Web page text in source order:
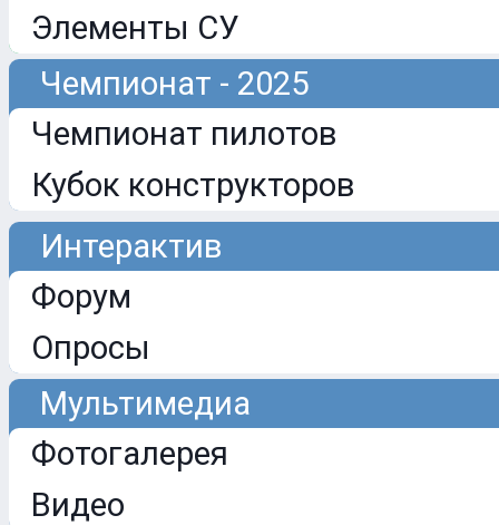
Элементы СУ
Чемпионат - 2025
Чемпионат пилотов
Кубок конструкторов
Интерактив
Форум
Опросы
Мультимедиа
Фотогалерея
Видео